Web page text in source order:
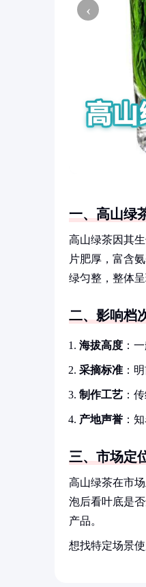
‹
一、高山绿
高山绿茶因其
片肥厚，富含
绿匀整，整体
二、影响档
海拔高度 ：
采摘标准 ：
制作工艺 ：
产地声誉 ：
三、市场定
高山绿茶在市
泡后看叶底是
产品。
想找特定场景